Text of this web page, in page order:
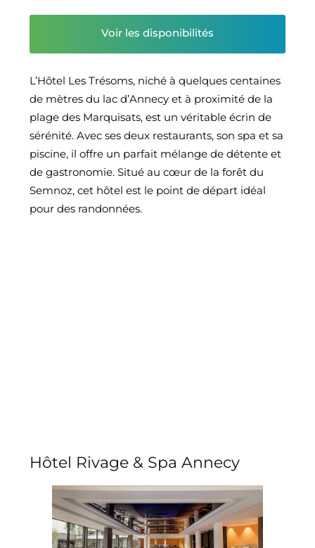
Voir les disponibilités
L’Hôtel Les Trésoms, niché à quelques centaines
de mètres du lac d’Annecy et à proximité de la
plage des Marquisats, est un véritable écrin de
sérénité. Avec ses deux restaurants, son spa et sa
piscine, il offre un parfait mélange de détente et
de gastronomie. Situé au cœur de la forêt du
Semnoz, cet hôtel est le point de départ idéal
pour des randonnées.
Hôtel Rivage & Spa Annecy